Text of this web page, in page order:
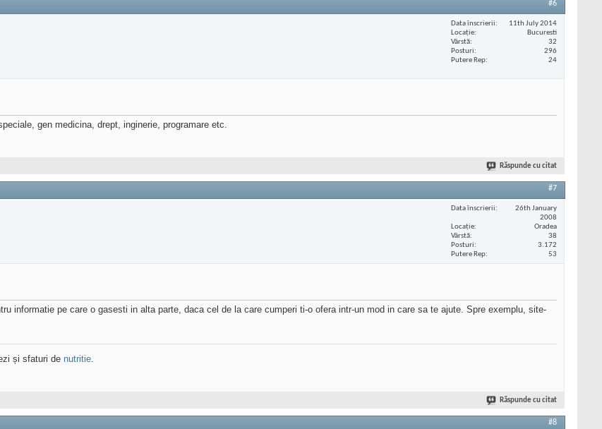
#6
Data înscrierii
11th July 2014
Locaţie
Bucuresti
Vârstă
32
Posturi
296
Putere Rep
24
gen medicina, drept, inginerie, programare etc.
Răspunde cu citat
#7
Data înscrierii
26th January
2008
Locaţie
Oradea
Vârstă
38
Posturi
3.172
Putere Rep
53
informatie pe care o gasesti in alta parte, daca cel de la care cumperi ti-o ofera intr-un mod in care sa te ajute. Spre exemplu, site-
și sfaturi de nutritie.
Răspunde cu citat
#8